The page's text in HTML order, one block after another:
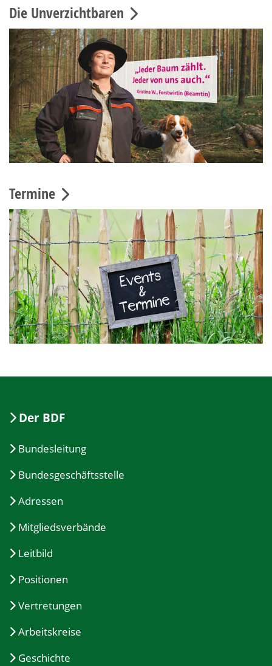
Die Unverzichtbaren
Termine
Der BDF
Bundesleitung
Bundesgeschäftsstelle
Adressen
Mitgliedsverbände
Leitbild
Positionen
Vertretungen
Arbeitskreise
Geschichte